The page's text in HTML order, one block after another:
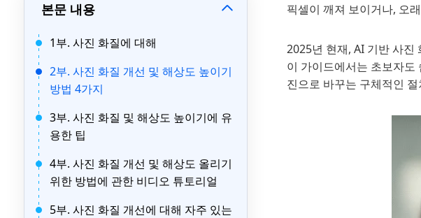
본문 내용
1부. 사진 화질에 대해
2부. 사진 화질 개선 및 해상도 높이기
방법 4가지
3부. 사진 화질 및 해상도 높이기에 유
용한 팁
4부. 사진 화질 개선 및 해상도 올리기
위한 방법에 관한 비디오 튜토리얼
5부. 사진 화질 개선에 대해 자주 있는
픽셀이 깨져 보이거나, 오
2025년 현재, AI 기반 사진
이 가이드에서는 초보자도
진으로 바꾸는 구체적인